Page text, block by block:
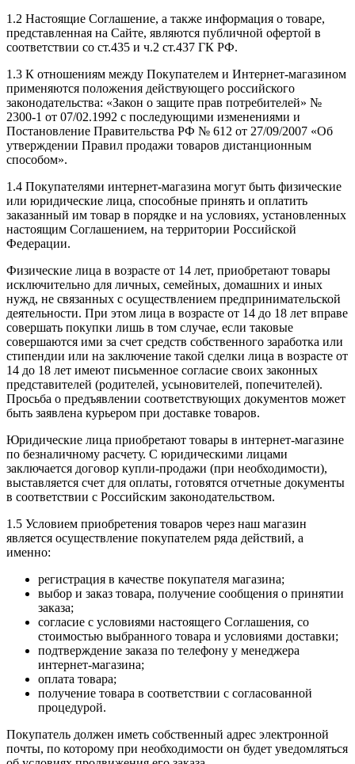
1.2 Настоящие Соглашение, а также информация о товаре,
представленная на Сайте, являются публичной офертой в
соответствии со ст.435 и ч.2 ст.437 ГК РФ.
1.3 К отношениям между Покупателем и Интернет-магазином
применяются положения действующего российского
законодательства: «Закон о защите прав потребителей» №
2300-1 от 07/02.1992 с последующими изменениями и
Постановление Правительства РФ № 612 от 27/09/2007 «Об
утверждении Правил продажи товаров дистанционным
способом».
1.4 Покупателями интернет-магазина могут быть физические
или юридические лица, способные принять и оплатить
заказанный им товар в порядке и на условиях, установленныx
настоящим Соглашением, на территории Российской
Федерации.
Физические лица в возрасте от 14 лет, приобретают товары
исключительно для личных, семейных, домашних и иных
нужд, не связанных с осуществлением предпринимательской
деятельности. При этом лица в возрасте от 14 до 18 лет вправе
совершать покупки лишь в том случае, если таковые
совершаются ими за счет средств собственного заработка или
стипендии или на заключение такой сделки лица в возрасте от
14 до 18 лет имеют письменное согласие своих законных
представителей (родителей, усыновителей, попечителей).
Просьба о предъявлении соответствующих документов может
быть заявлена курьером при доставке товаров.
Юридические лица приобретают товары в интернет-магазине
по безналичному расчету. С юридическими лицами
заключается договор купли-продажи (при необходимости),
выставляется счет для оплаты, готовятся отчетные документы
в соответствии с Российским законодательством.
1.5 Условием приобретения товаров через наш магазин
является осуществление покупателем ряда действий, а
именно:
регистрация в качестве покупателя магазина;
выбор и заказ товара, получение сообщения о принятии
заказа;
согласие с условиями настоящего Соглашения, со
стоимостью выбранного товара и условиями доставки;
подтверждение заказа по телефону у менеджера
интернет-магазина;
оплата товара;
получение товара в соответствии с согласованной
процедурой.
Покупатель должен иметь собственный адрес электронной
почты, по которому при необходимости он будет уведомляться